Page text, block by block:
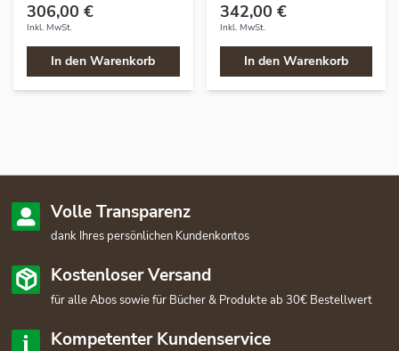
306,00 €
Inkl. MwSt.
In den Warenkorb
342,00 €
Inkl. MwSt.
In den Warenkorb
Volle Transparenz
dank Ihres persönlichen Kundenkontos
Kostenloser Versand
für alle Abos sowie für Bücher & Produkte ab 30€ Bestellwert
Kompetenter Kundenservice